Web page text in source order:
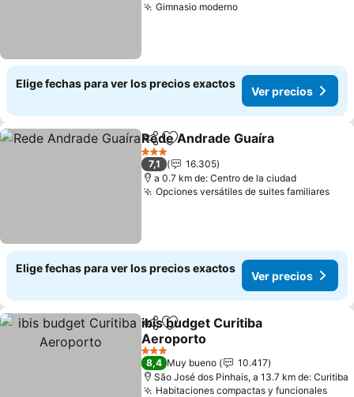
Gimnasio moderno
Elige fechas para ver los precios exactos
Ver precios
CompartirAgregar a favoritos
Rede Andrade Guaíra
3 Estrellas
7,1
16.305
a 0.7 km de: Centro de la ciudad
Opciones versátiles de suites familiares
Elige fechas para ver los precios exactos
Ver precios
CompartirAgregar a favoritos
ibis budget Curitiba
Aeroporto
3 Estrellas
8,4 Muy bueno
10.417
São José dos Pinhais, a 13.7 km de: Curitiba
Habitaciones compactas y funcionales